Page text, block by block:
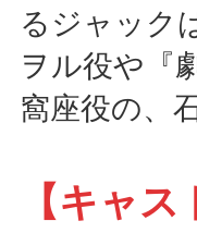
るジャック
ヲル役や『
窩座役の、
【キャス